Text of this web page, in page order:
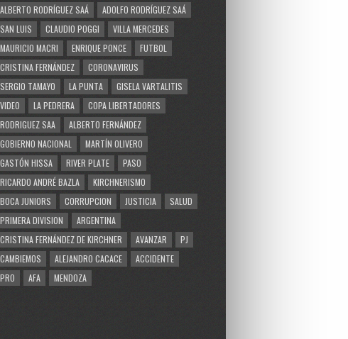
ALBERTO RODRÍGUEZ SAÁ
ADOLFO RODRÍGUEZ SAÁ
SAN LUIS
CLAUDIO POGGI
VILLA MERCEDES
MAURICIO MACRI
ENRIQUE PONCE
FUTBOL
CRISTINA FERNÁNDEZ
CORONAVIRUS
SERGIO TAMAYO
LA PUNTA
GISELA VARTALITIS
VIDEO
LA PEDRERA
COPA LIBERTADORES
RODRIGUEZ SAA
ALBERTO FERNÁNDEZ
GOBIERNO NACIONAL
MARTÍN OLIVERO
GASTÓN HISSA
RIVER PLATE
PASO
RICARDO ANDRÉ BAZLA
KIRCHNERISMO
BOCA JUNIORS
CORRUPCION JUSTICIA
SALUD
PRIMERA DIVISION
ARGENTINA
CRISTINA FERNÁNDEZ DE KIRCHNER
AVANZAR
PJ
CAMBIEMOS
ALEJANDRO CACACE
ACCIDENTE
PRO
AFA MENDOZA